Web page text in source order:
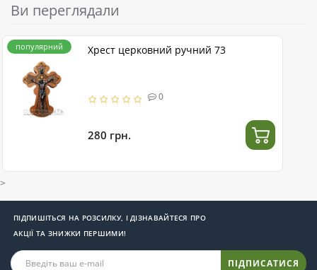
Ви переглядали
популярний Хрест церковний ручний 73
0
280 грн.
>
ПІДПИШІТЬСЯ НА РОЗСИЛКУ, І ДІЗНАВАЙТЕСЯ ПРО
АКЦІЇ ТА ЗНИЖКИ ПЕРШИМИ!
ПІДПИСАТИСЯ